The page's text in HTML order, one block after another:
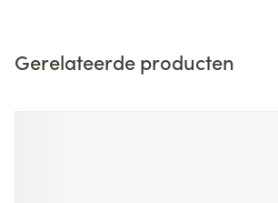
Gerelateerde producten